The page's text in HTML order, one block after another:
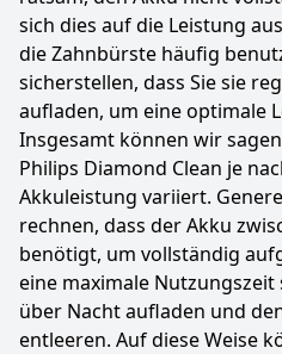
sich dies auf die Leistung
die Zahnbürste häufig
sicherstellen, dass Sie sie
aufladen, um eine optimale
Insgesamt können wir
Philips Diamond Clean je
Akkuleistung variiert.
rechnen, dass der Akku
benötigt, um vollständig
eine maximale
über Nacht aufladen und
entleeren. Auf diese Weise